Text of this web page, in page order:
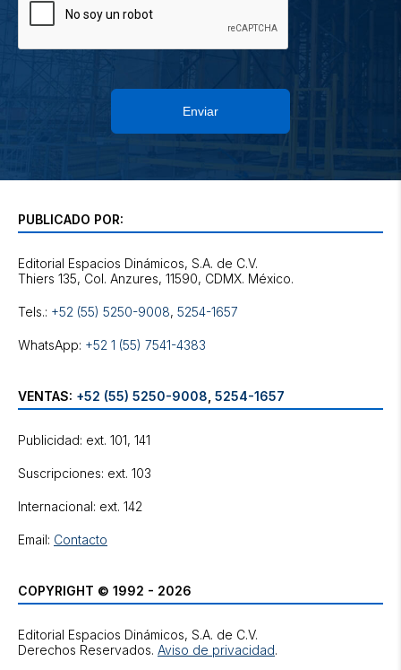
Enviar
PUBLICADO POR:
Editorial Espacios Dinámicos, S.A. de C.V.
Tels.: +52 (55) 5250-9008, 5254-1657
WhatsApp: +52 1 (55) 7541-4383
VENTAS: +52 (55) 5250-9008 5254-1657
Publicidad: ext. 101, 141
Suscripciones: ext. 103
Internacional: ext. 142
Email: Contacto
COPYRIGHT © 1992 - 2026
Editorial Espacios Dinámicos, S.A. de C.V.
Derechos Reservados. Aviso de privacidad.